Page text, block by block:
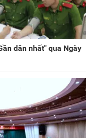
dân nhất" qua Ngày